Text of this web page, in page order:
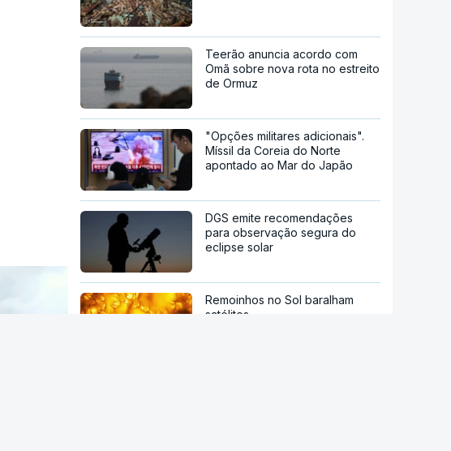
Teerão anuncia acordo com
Omã sobre nova rota no estreito
de Ormuz
"Opções militares adicionais".
Míssil da Coreia do Norte
apontado ao Mar do Japão
DGS emite recomendações
para observação segura do
eclipse solar
Remoinhos no Sol baralham
satélites